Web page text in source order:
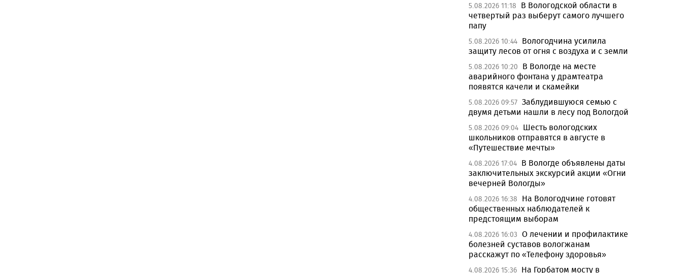
5.08.2026 11:18
В Вологодской области в
четвертый раз выберут самого лучшего
папу
5.08.2026 10:44 Вологодчина усилила
защиту лесов от огня с воздуха и с земли
5.08.2026 10:20
В Вологде на месте
аварийного фонтана у драмтеатра
появятся качели и скамейки
5.08.2026 09:57 Заблудившуюся семью с
двумя детьми нашли в лесу под Вологдой
5.08.2026 09:04 Шесть вологодских
школьников отправятся в августе в
«Путешествие мечты»
4.08.2026 17:04 В Вологде объявлены даты
заключительных экскурсий акции «Огни
вечерней Вологды»
4.08.2026 16:38
На Вологодчине готовят
общественных наблюдателей к
предстоящим выборам
4.08.2026 16:03 О лечении и профилактике
болезней суставов вологжанам
расскажут по «Телефону здоровья»
4.08.2026 15:36 На Горбатом мосту в